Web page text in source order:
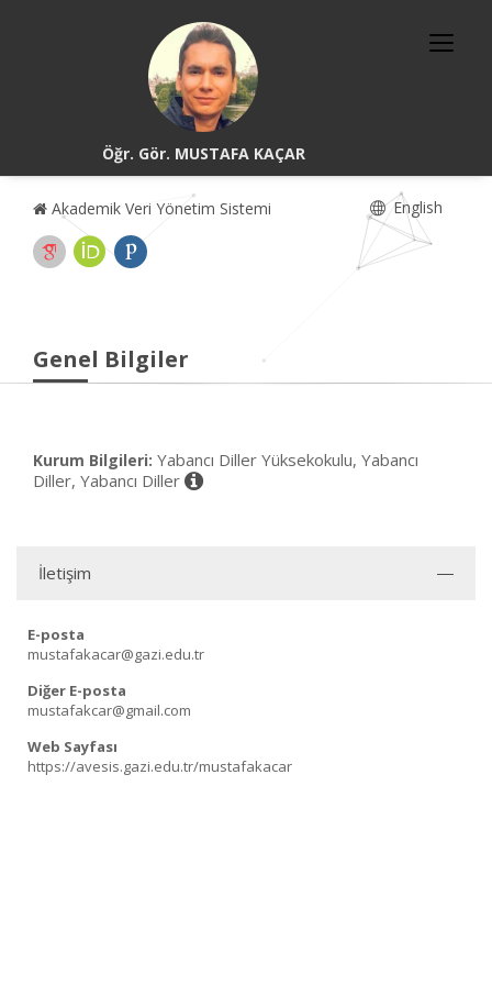
Öğr. Gör. MUSTAFA KAÇAR
Akademik Veri Yönetim Sistemi English
Genel Bilgiler
Kurum Bilgileri: Yabancı Diller Yüksekokulu, Yabancı
Diller, Yabancı Diller
İletişim
E-posta
mustafakacar@gazi.edu.tr
Diğer E-posta
mustafakcar@gmail.com
Web Sayfası
https://avesis.gazi.edu.tr/mustafakacar